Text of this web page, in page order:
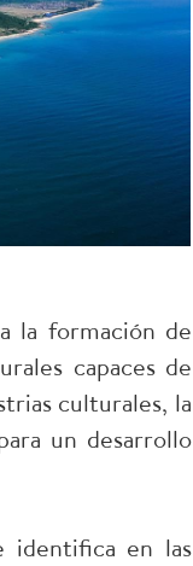
la formación de
capaces de
culturales, la
un desarrollo
identifica en las